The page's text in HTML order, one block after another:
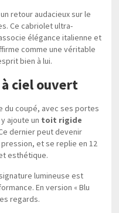
retour audacieux sur le
Ce cabriolet ultra-
élégance italienne et
comme une véritable
bien à lui.
ciel ouvert
du coupé, avec ses portes
ajoute un toit rigide
dernier peut devenir
et se replie en 12
esthétique.
lumineuse est
En version « Blu
regards.